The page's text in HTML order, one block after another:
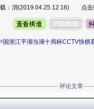
：消(2019.04.25 12:16) 点
评论文章